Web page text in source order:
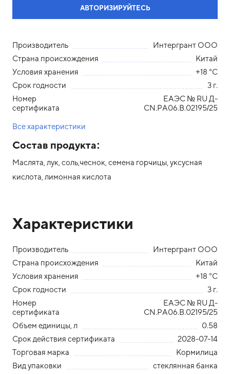
АВТОРИЗИРУЙТЕСЬ
Производитель
Интергрант ООО
Страна происхождения
Китай
Условия хранения
+18 °С
Срок годности
3 г.
Номер
сертификата
ЕАЭС № RU Д-
СN.РА06.В.02195/25
Все характеристики
Состав продукта:
Маслята, лук, соль,чеснок, семена горчицы, уксусная
кислота, лимонная кислота
Характеристики
Производитель
Интергрант ООО
Страна происхождения
Китай
Условия хранения
+18 °С
Срок годности
3 г.
Номер
сертификата
ЕАЭС № RU Д-
СN.РА06.В.02195/25
Объем единицы, л
0.58
Срок действия сертификата
2028-07-14
Торговая марка
Кормилица
Вид упаковки
стеклянная банка